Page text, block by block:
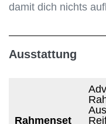
damit dich nichts
Ausstattung
Rahmenset